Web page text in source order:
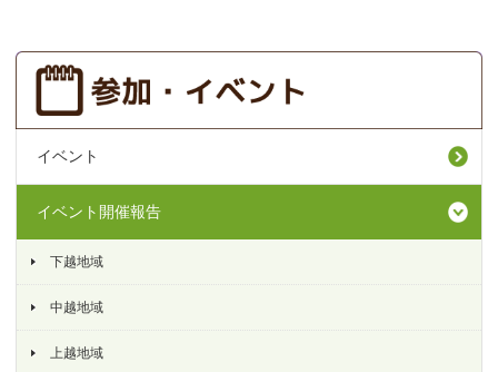
イベント
イベント開催報告
下越地域
中越地域
上越地域